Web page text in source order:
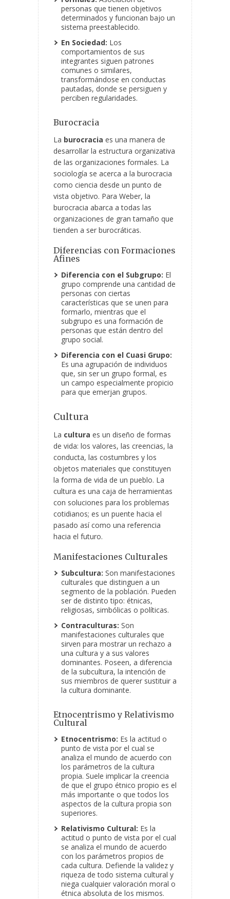
personas que tienen objetivos
determinados y funcionan bajo un
sistema preestablecido.
En Sociedad: Los
comportamientos de sus
integrantes siguen patrones
comunes o similares,
transformándose en conductas
pautadas, donde se persiguen y
perciben regularidades.
Burocracia
La burocracia es una manera de
desarrollar la estructura organizativa
de las organizaciones formales. La
sociología se acerca a la burocracia
como ciencia desde un punto de
vista objetivo. Para Weber, la
burocracia abarca a todas las
organizaciones de gran tamaño que
tienden a ser burocráticas.
Diferencias con Formaciones
Afines
Diferencia con el Subgrupo: El
grupo comprende una cantidad de
personas con ciertas
características que se unen para
formarlo, mientras que el
subgrupo es una formación de
personas que están dentro del
grupo social.
Diferencia con el Cuasi Grupo:
Es una agrupación de individuos
que, sin ser un grupo formal, es
un campo especialmente propicio
para que emerjan grupos.
Cultura
La cultura es un diseño de formas
de vida: los valores, las creencias, la
conducta, las costumbres y los
objetos materiales que constituyen
la forma de vida de un pueblo. La
cultura es una caja de herramientas
con soluciones para los problemas
cotidianos; es un puente hacia el
pasado así como una referencia
hacia el futuro.
Manifestaciones Culturales
Subcultura: Son manifestaciones
culturales que distinguen a un
segmento de la población. Pueden
ser de distinto tipo: étnicas,
religiosas, simbólicas o políticas.
Contraculturas: Son
manifestaciones culturales que
sirven para mostrar un rechazo a
una cultura y a sus valores
dominantes. Poseen, a diferencia
de la subcultura, la intención de
sus miembros de querer sustituir a
la cultura dominante.
Etnocentrismo y Relativismo
Cultural
Etnocentrismo: Es la actitud o
punto de vista por el cual se
analiza el mundo de acuerdo con
los parámetros de la cultura
propia. Suele implicar la creencia
de que el grupo étnico propio es el
más importante o que todos los
aspectos de la cultura propia son
superiores.
Relativismo Cultural: Es la
actitud o punto de vista por el cual
se analiza el mundo de acuerdo
con los parámetros propios de
cada cultura. Defiende la validez y
riqueza de todo sistema cultural y
niega cualquier valoración moral o
étnica absoluta de los mismos.